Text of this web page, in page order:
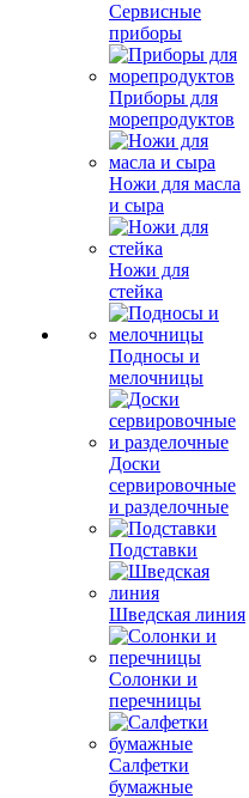
Сервисные
приборы
Приборы для
морепродуктов
Ножи для масла
и сыра
Ножи для
стейка
Подносы и
мелочницы
Доски
сервировочные
и разделочные
Подставки
Шведская линия
Солонки и
перечницы
Салфетки
бумажные